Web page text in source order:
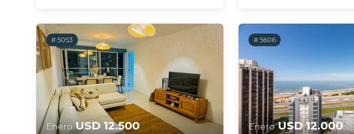
# 5053
EneroUSD 12.500
# 5606
EneroUSD 12.000